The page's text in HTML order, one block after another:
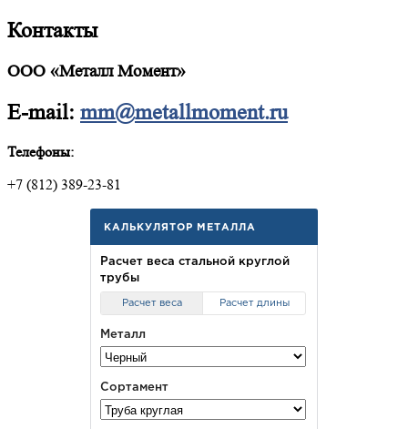
Контакты
ООО «Металл Момент»
E-mail: mm@metallmoment.ru
Телефоны:
+7 (812) 389-23-81